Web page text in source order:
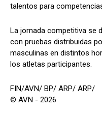
talentos para
La jornada competitiva se
con pruebas distribuidas
masculinas en distintos
los atletas participantes.
FIN/AVN/ BP/ ARP/ ARP/
© AVN - 2026